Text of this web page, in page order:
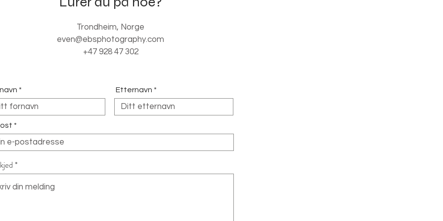
Trondheim, Norge
even@ebsphotography.com
+47 928 47 302
Etternavn